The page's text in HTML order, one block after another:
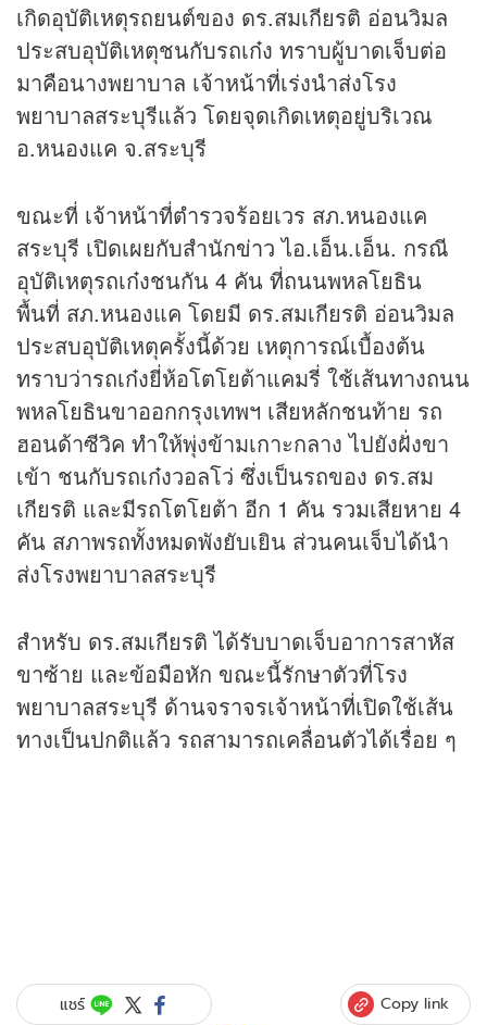
เกิดอุบัติเหตุรถยนต์ของ ดร.สมเกียรติ อ่อนวิมล
ประสบอุบัติเหตุชนกับรถเก๋ง ทราบผู้บาดเจ็บต่อ
มาคือนางพยาบาล เจ้าหน้าที่เร่งนำส่งโรง
พยาบาลสระบุรีแล้ว โดยจุดเกิดเหตุอยู่บริเวณ
อ.หนองแค จ.สระบุรี
ขณะที่ เจ้าหน้าที่ตำรวจร้อยเวร สภ.หนองแค
สระบุรี เปิดเผยกับสำนักข่าวไอ.เอ็น.เอ็น. กรณี
อุบัติเหตุรถเก๋งชนกัน 4 คัน ที่ถนนพหลโยธิน
พื้นที่ สภ.หนองแค โดยมี ดร.สมเกียรติ อ่อนวิมล
ประสบอุบัติเหตุครั้งนี้ด้วย เหตุการณ์เบื้องต้น
ทราบว่ารถเก๋งยี่ห้อโตโยต้าแคมรี่ ใช้เส้นทางถนน
พหลโยธินขาออกกรุงเทพฯ เสียหลักชนท้าย รถ
ฮอนด้าซีวิค ทำให้พุ่งข้ามเกาะกลาง ไปยังฝั่งขา
เข้า ชนกับรถเก๋งวอลโว่ ซึ่งเป็นรถของ ดร.สม
เกียรติ และมีรถโตโยต้า อีก 1 คัน รวมเสียหาย 4
คัน สภาพรถทั้งหมดพังยับเยิน ส่วนคนเจ็บได้นำ
ส่งโรงพยาบาลสระบุรี
สำหรับ ดร.สมเกียรติ ได้รับบาดเจ็บอาการสาหัส
ขาซ้าย และข้อมือหัก ขณะนี้รักษาตัวที่โรง
พยาบาลสระบุรี ด้านจราจรเจ้าหน้าที่เปิดใช้เส้น
ทางเป็นปกติแล้ว รถสามารถเคลื่อนตัวได้เรื่อย ๆ
แชร์ Copy link